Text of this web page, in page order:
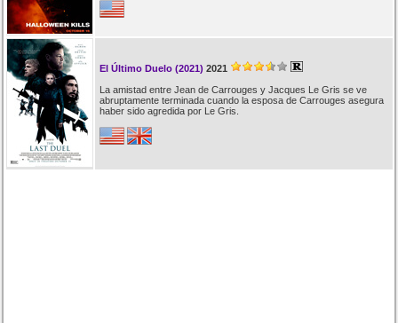
El Último Duelo (2021) 2021
La amistad entre Jean de Carrouges y Jacques Le Gris se ve
abruptamente terminada cuando la esposa de Carrouges asegura
haber sido agredida por Le Gris.